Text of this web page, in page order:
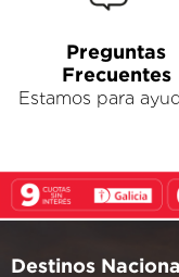
Preguntas
Frecuentes
Estamos para
Destinos